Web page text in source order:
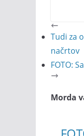
Tudi za
načrtov
FOTO:
Morda